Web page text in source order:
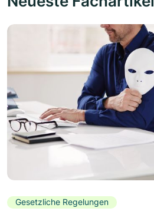
Gesetzliche Regelungen